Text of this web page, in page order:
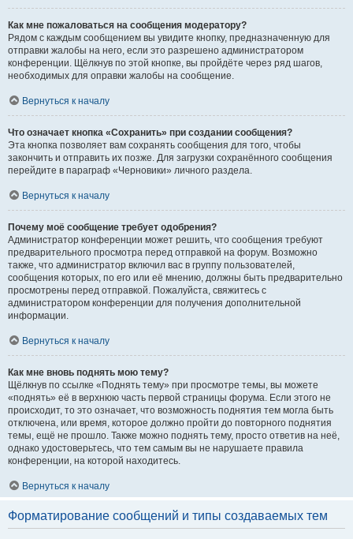
Как мне пожаловаться на сообщения модератору?
Рядом с каждым сообщением вы увидите кнопку, предназначенную для
отправки жалобы на него, если это разрешено администратором
конференции. Щёлкнув по этой кнопке, вы пройдёте через ряд шагов,
необходимых для оправки жалобы на сообщение.
Вернуться к началу
Что означает кнопка «Сохранить» при создании сообщения?
Эта кнопка позволяет вам сохранять сообщения для того, чтобы
закончить и отправить их позже. Для загрузки сохранённого сообщения
перейдите в параграф «Черновики» личного раздела.
Вернуться к началу
Почему моё сообщение требует одобрения?
Администратор конференции может решить, что сообщения требуют
предварительного просмотра перед отправкой на форум. Возможно
также, что администратор включил вас в группу пользователей,
сообщения которых, по его или её мнению, должны быть предварительно
просмотрены перед отправкой. Пожалуйста, свяжитесь с
администратором конференции для получения дополнительной
информации.
Вернуться к началу
Как мне вновь поднять мою тему?
Щёлкнув по ссылке «Поднять тему» при просмотре темы, вы можете
«поднять» её в верхнюю часть первой страницы форума. Если этого не
происходит, то это означает, что возможность поднятия тем могла быть
отключена, или время, которое должно пройти до повторного поднятия
темы, ещё не прошло. Также можно поднять тему, просто ответив на неё,
однако удостоверьтесь, что тем самым вы не нарушаете правила
конференции, на которой находитесь.
Вернуться к началу
Форматирование сообщений и типы создаваемых тем